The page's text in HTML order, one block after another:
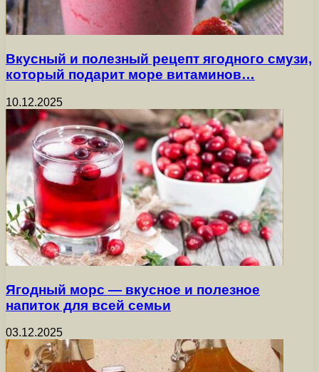
Вкусный и полезный рецепт ягодного смузи,
который подарит море витаминов…
10.12.2025
Ягодный морс — вкусное и полезное
напиток для всей семьи
03.12.2025